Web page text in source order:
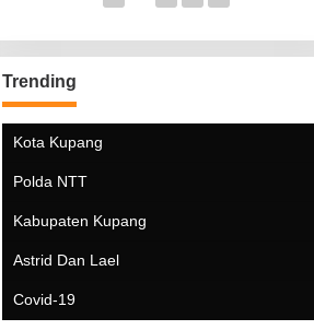
Trending
Kota Kupang
Polda NTT
Kabupaten Kupang
Astrid Dan Lael
Covid-19